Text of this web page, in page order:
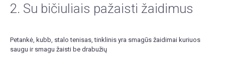
2. Su bičiuliais pažaisti žaidimus
Petankė, kubb, stalo tenisas, tinklinis yra smagūs žaidimai kuriuos
saugu ir smagu žaisti be drabužių